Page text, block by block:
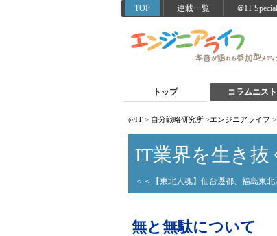
TOP 連載一覧 ＠IT Special
トップ コラムニス
@IT > 自分戦略研究所 >エンジニアライフ >
IT業界を生き抜
＜＜【東北人魂】仙台遷都、福島東
無と無駄について